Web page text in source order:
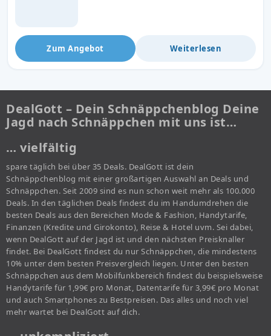
Zum Angebot Weiterlesen
DealGott – Dein Schnäppchenblog Deine
Jagd nach Schnäppchen mit uns ist…
… vielfältig
spare täglich bei über 35 Deals. DealGott ist dein
Schnäppchenblog mit einer großartigen Auswahl an Deals und
Schnäppchen. Seit 2009 sind es nun schon weit mehr als 100.000
Deals. In den täglichen Deals findest du im Handumdrehen die
besten Deals aus den Bereichen Mode & Fashion, Handytarife,
Finanzen (Kredite und Girokonto), Reise & Hotel uvm. Sei dabei,
wenn DealGott auf der Jagd ist und den nächsten Preisknaller
findet. Bei DealGott findest du nur Schnäppchen, die mindestens
10% unter dem besten Preisvergleich liegen. Unter den besten
Schnäppchen aus dem Mobilfunkbereich findest du beispielsweise
Handytarife für 1,99€ pro Monat, Datentarife für 3,99€ pro Monat
und auch Smartphones zu Bestpreisen. Das alles und noch viel
mehr wartet bei DealGott auf dich.